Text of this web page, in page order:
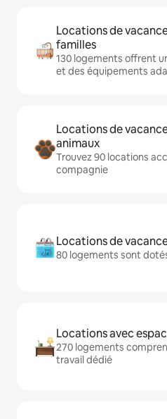
Locations de
familles
130 logements offrent
et des équipements
Locations de
animaux
Trouvez 90 locations
compagnie
Locations de
80 logements sont
Locations avec
270 logements
travail dédié